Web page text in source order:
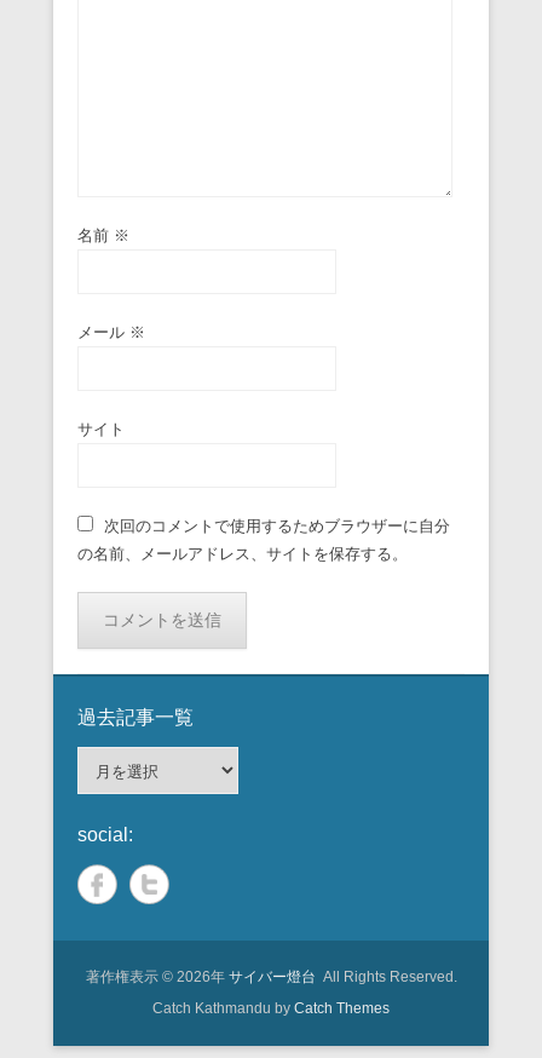
名前 ※
メール ※
サイト
次回のコメントで使用するためブラウザーに自分
の名前、メールアドレス、サイトを保存する。
過去記事一覧
事
一
覧
social:
著作権表示 © 2026年 サイバー燈台 All Rights Reserved.
Catch Kathmandu by Catch Themes